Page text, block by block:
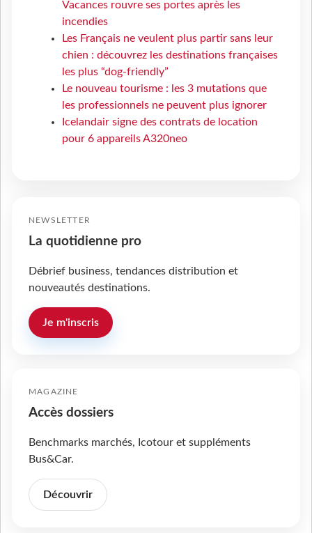
Vacances rouvre ses portes après les
incendies
Les Français ne veulent plus partir sans leur
chien : découvrez les destinations françaises
les plus “dog-friendly”
Le nouveau tourisme : les 3 mutations que
les professionnels ne peuvent plus ignorer
Icelandair signe des contrats de location
pour 6 appareils A320neo
NEWSLETTER
La quotidienne pro
Débrief business, tendances distribution et
nouveautés destinations.
Je m'inscris
MAGAZINE
Accès dossiers
Benchmarks marchés, Icotour et suppléments
Bus&Car.
Découvrir